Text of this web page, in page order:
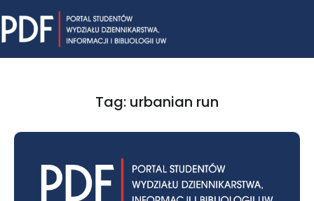
to
content
Tag: urbanian run